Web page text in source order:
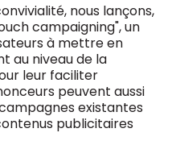
nous lançons,
campaigning", un
à mettre en
au niveau de la
leur faciliter
peuvent aussi
existantes
publicitaires